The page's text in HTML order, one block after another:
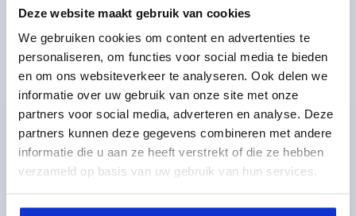
Deze website maakt gebruik van cookies
We gebruiken cookies om content en advertenties te
personaliseren, om functies voor social media te bieden
en om ons websiteverkeer te analyseren. Ook delen we
informatie over uw gebruik van onze site met onze
partners voor social media, adverteren en analyse. Deze
partners kunnen deze gegevens combineren met andere
informatie die u aan ze heeft verstrekt of die ze hebben
verzameld op basis van uw gebruik van hun services.
K1598
spankrachtversterker, schroefdraadinsert rvs